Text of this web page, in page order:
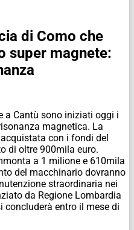
di Como che
super magnete:
a Cantù sono iniziati oggi i
magnetica. La
con i fondi del
di oltre 900mila euro.
a 1 milione e 610mila
del macchinario dovranno
straordinaria nei
da Regione Lombardia
concluderà entro il mese di